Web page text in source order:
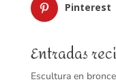
Pinterest
Entradas
Escultura en